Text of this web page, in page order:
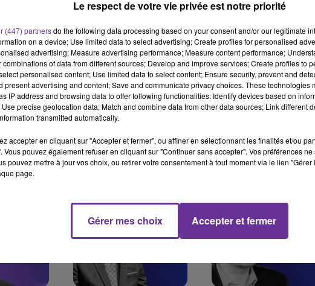
: UNE
?
SÉCHERESSE : LES
PAYENT LE PRIX FORT
GRAND ANGLE
FOI ET DE MÉMOIRE
GRAND ANGLE
Le respect de votre vie privée est notre priorité
(447) partnersdo the following data processing based on your consent and/or our legitimate
on a device; Use limited data to select advertising; Create profiles for personalised
advertising; Measure advertising performance; Measure content performance;
combinations of data from different sources; Develop and improve services; Create profiles to
personalised content; Use limited data to select content; Ensure security, prevent and
present advertising and content; Save and communicate privacy choices. These technologies
IP address and browsing data to offer following functionalities: Identify devices based on
precise geolocation data; Match and combine data from other data sources; Link different
transmitted automatically.
accepter en cliquant sur "Accepter et fermer", ou affiner en sélectionnant les finalités et/ou
Vous pouvez également refuser en cliquant sur "Continuer sans accepter". Vos préférences
pouvez mettre à jour vos choix, ou retirer votre consentement à tout moment via le lien
page.
Gérer mes choix Accepter et fermer